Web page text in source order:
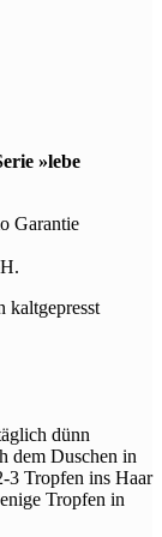
»lebe
Garantie
kaltgepresst
dünn
dem Duschen in
3 Tropfen ins Haar
Tropfen in